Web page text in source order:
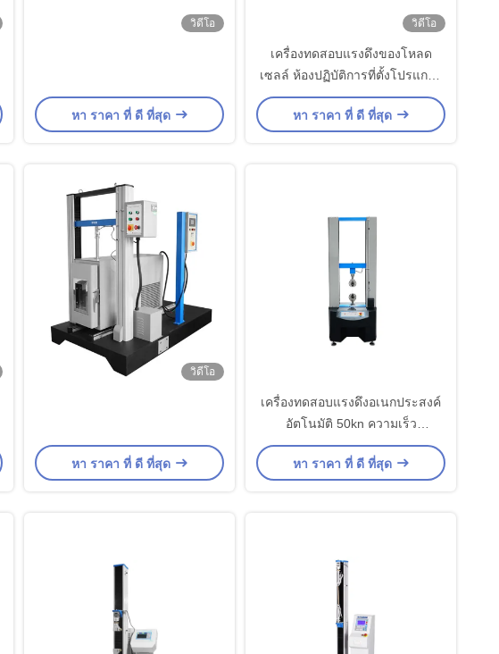
วิดีโอ
หา ราคา ที่ ดี ที่สุด
วิดีโอ
เครื่องทดสอบแรงดึงของโหลด
เซลล์ ห้องปฏิบัติการที่ตั้งโปรแกรม
ได้ความแม่นยำสูงโดยเฉพาะ
หา ราคา ที่ ดี ที่สุด
วิดีโอ
หา ราคา ที่ ดี ที่สุด
เครื่องทดสอบแรงดึงอเนกประสงค์
อัตโนมัติ 50kn ความเร็ว
0.1~300mm/Min
หา ราคา ที่ ดี ที่สุด